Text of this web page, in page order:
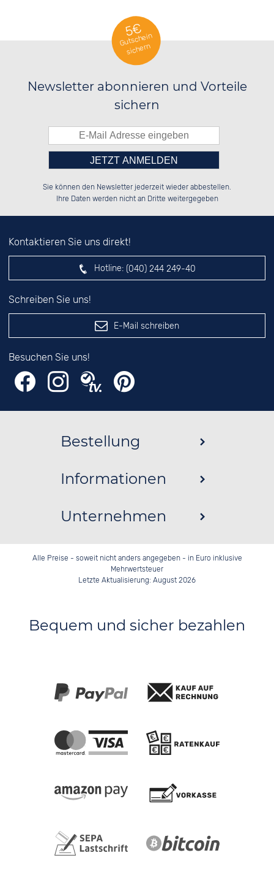
5€
Gutschein
sichern
Newsletter abonnieren und Vorteile
sichern
██░░██░░██░░░░░░░░░░██░░██░░██░░
██████░░██████░░░░████░░██████░░
░░░░██░░██░░██░░░░░░██░░░░░░██░░
Bitte tragen Sie die Zahl in
das nebenstehende Feld ein.
Sie können den Newsletter jederzeit wieder abbestellen.
Ihre Daten werden nicht an Dritte weitergegeben
Kontaktieren Sie uns direkt!
Hotline: (040) 244 249-40
Schreiben Sie uns!
E-Mail schreiben
Besuchen Sie uns!
Bestellung
Informationen
Unternehmen
Alle Preise - soweit nicht anders angegeben - in Euro inklusive
Mehrwertsteuer
Letzte Aktualisierung: August 2026
Bequem und sicher bezahlen